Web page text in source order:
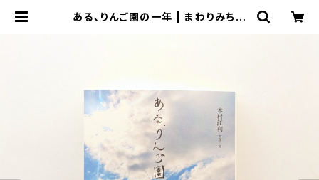
ある、りんご園の一年 | まわりみち文